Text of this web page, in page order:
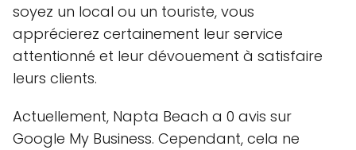
soyez un local ou un touriste, vous
apprécierez certainement leur service
attentionné et leur dévouement à satisfaire
leurs clients.
Actuellement, Napta Beach a 0 avis sur
Google My Business. Cependant, cela ne